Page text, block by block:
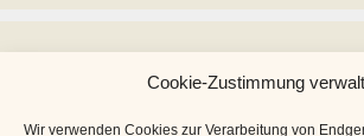
Cookie-Zustimmung
Wir verwenden Cookies zur Verarbeitung von